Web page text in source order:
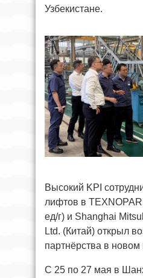
Узбекистане.
Высокий KPI
лифтов в
ед/г) и Shanghai
Ltd. (Китай) открыл
партнёрства в
С 25 по 27 мая в